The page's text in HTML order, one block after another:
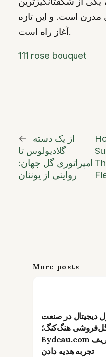
مدرن است. و این تازه
آغاز راه است.
111 rose bouquet
←
از یک دسته
گلادیولوس تا
امپراتوری گل جهان:
روایتی از یوننان
More posts
دیجیتال در صنعت
هنگ‌کنگ؛
Bydeau.com و بازتعریف
تجربه هدیه دادن